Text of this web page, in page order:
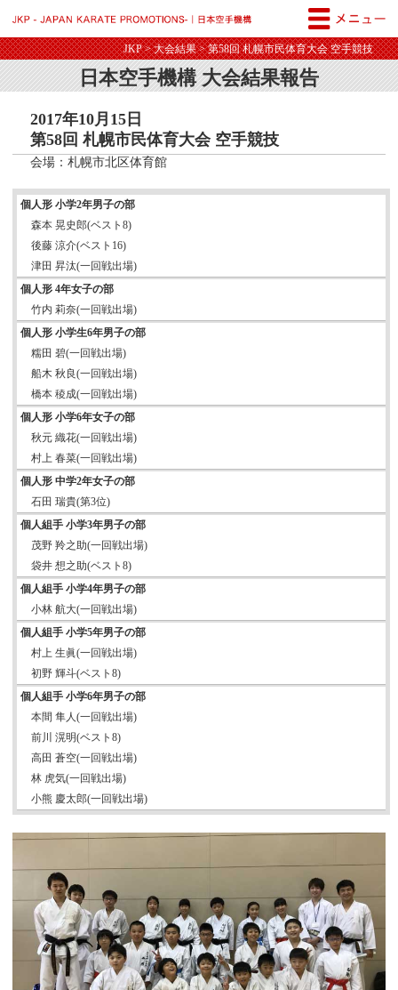
JKP>大会結果> 第58回 札幌市民体育大会 空手競技
日本空手機構 大会結果報告
2017年10月15日
第58回 札幌市民体育大会 空手競技
会場：札幌市北区体育館
個人形 小学2年男子の部
森本 晃史郎(ベスト8)
後藤 涼介(ベスト16)
津田 昇汰(一回戦出場)
個人形 4年女子の部
竹内 莉奈(一回戦出場)
個人形 小学生6年男子の部
糯田 碧(一回戦出場)
船木 秋良(一回戦出場)
橋本 稜成(一回戦出場)
個人形 小学6年女子の部
秋元 織花(一回戦出場)
村上 春菜(一回戦出場)
個人形 中学2年女子の部
石田 瑞貴(第3位)
個人組手 小学3年男子の部
茂野 羚之助(一回戦出場)
袋井 想之助(ベスト8)
個人組手 小学4年男子の部
小林 航大(一回戦出場)
個人組手 小学5年男子の部
村上 生眞(一回戦出場)
初野 輝斗(ベスト8)
個人組手 小学6年男子の部
本間 隼人(一回戦出場)
前川 滉明(ベスト8)
高田 蒼空(一回戦出場)
林 虎気(一回戦出場)
小熊 慶太郎(一回戦出場)